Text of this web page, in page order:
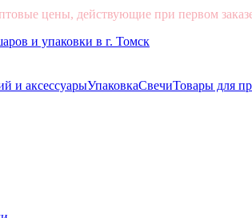
цены, действующие при первом
и аксессуарыУпаковкаСвечиТовары для